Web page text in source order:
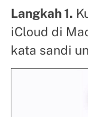
Langkah 1.
iCloud di
kata sandi